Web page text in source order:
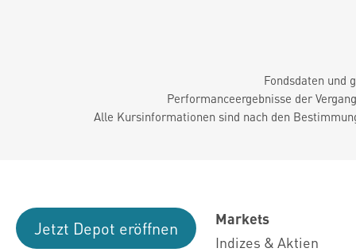
Fondsdaten und
Performanceergebnisse der
Alle Kursinformationen sind nach den
Jetzt Depot eröffnen
Markets
Indizes & Aktien